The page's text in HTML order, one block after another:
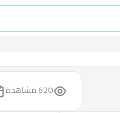
620 مشاهدة